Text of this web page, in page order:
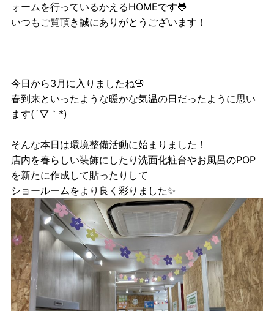
ォームを行っているかえるHOMEです🐸
いつもご覧頂き誠にありがとうございます！
今日から3月に入りましたね🌸
春到来といったような暖かな気温の日だったように思い
ます(´▽｀*)
そんな本日は環境整備活動に始まりました！
店内を春らしい装飾にしたり洗面化粧台やお風呂のPOP
を新たに作成して貼ったりして
ショールームをより良く彩りました✨